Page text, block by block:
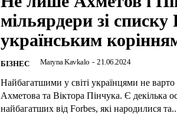
мільярдери зі списку
українським
БІЗНЕС Maryna Kavkalo - 21.06.2024
Найбагатшими у світі українцями не
Ахметова та Віктора Пінчука. Є декілька
найбагатших від Forbes, які народилися